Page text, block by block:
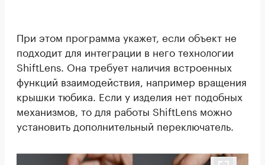
При этом программа укажет, если объект не
подходит для интеграции в него технологии
ShiftLens. Она требует наличия встроенных
функций взаимодействия, например вращения
крышки тюбика. Если у изделия нет подобных
механизмов, то для работы ShiftLens можно
установить дополнительный переключатель.